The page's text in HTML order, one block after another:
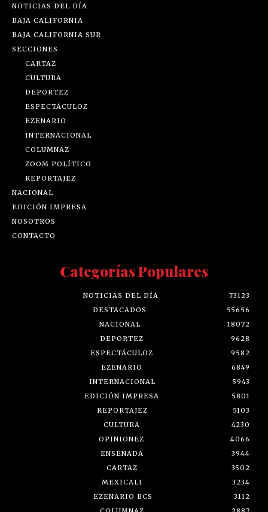
NOTICIAS DEL DÍA
BAJA CALIFORNIA
BAJA CALIFORNIA SUR
SECCIONES
CARTAZ
CULTURA
DEPORTEZ
ESPECTÁCULOZ
EZENARIO
INTERNACIONAL
COLUMNAZ
ZOOM POLÍTICO
REPORTAJEZ
NACIONAL
EDICIÓN IMPRESA
NOSOTROS
CONTACTO
Categorías Populares
NOTICIAS DEL DÍA
73123
DESTACADOS
55656
NACIONAL
18072
DEPORTEZ
9628
ESPECTÁCULOZ
9582
EZENARIO
6849
INTERNACIONAL
5943
EDICIÓN IMPRESA
5801
REPORTAJEZ
5103
CULTURA
4230
OPINIONEZ
4066
ENSENADA
3944
CARTAZ
3502
MEXICALI
3234
EZENARIO BCS
3112